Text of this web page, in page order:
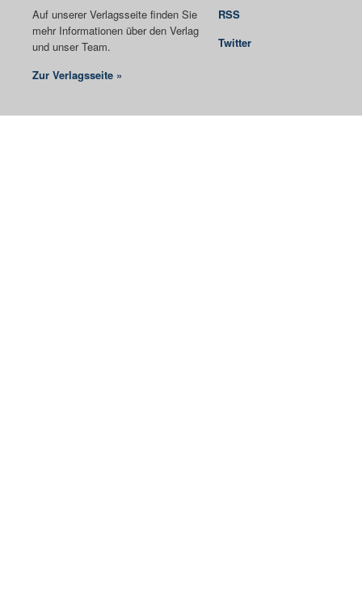
Auf unserer Verlagsseite finden Sie
mehr Informationen über den Verlag
und unser Team.
Zur Verlagsseite »
RSS
Twitter